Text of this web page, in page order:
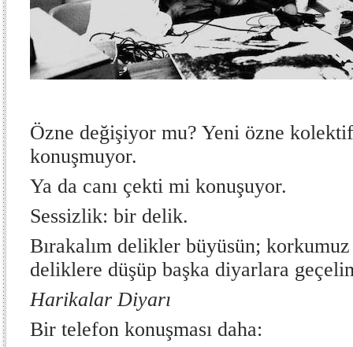
Özne değişiyor mu? Yeni özne
konuşmuyor.
Ya da canı çekti mi konuşuyor.
Sessizlik: bir delik.
Bırakalım delikler büyüsün;
deliklere düşüp başka diyarlara
Harikalar Diyarı
Bir telefon konuşması daha: